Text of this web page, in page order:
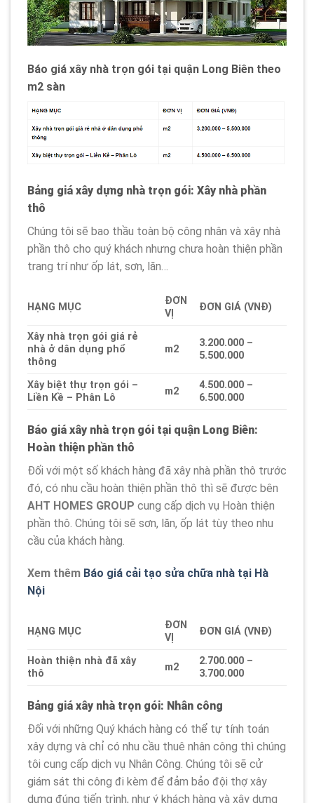
Báo giá xây nhà trọn gói tại quận Long Biên theo
m2 sàn
Bảng giá xây dựng nhà trọn gói: Xây nhà phần
thô
Chúng tôi sẽ bao thầu toàn bộ công nhân và xây nhà
phần thô cho quý khách nhưng chưa hoàn thiện phần
trang trí như ốp lát, sơn, lăn…
HẠNG MỤC
ĐƠN
VỊ
ĐƠN GIÁ (VNĐ)
Xây nhà trọn gói giá rẻ
nhà ở dân dụng phổ
thông
m2
3.200.000 –
5.500.000
Xây biệt thự trọn gói –
Liền Kề – Phân Lô
m2
4.500.000 –
6.500.000
Báo giá xây nhà trọn gói tại quận Long Biên:
Hoàn thiện phần thô
Đối với một số khách hàng đã xây nhà phần thô trước
đó, có nhu cầu hoàn thiện phần thô thì sẽ được bên
AHT HOMES GROUP cung cấp dịch vụ Hoàn thiện
phần thô. Chúng tôi sẽ sơn, lăn, ốp lát tùy theo nhu
cầu của khách hàng.
Xem thêm Báo giá cải tạo sửa chữa nhà tại Hà
Nội
HẠNG MỤC
ĐƠN
VỊ
ĐƠN GIÁ (VNĐ)
Hoàn thiện nhà đã xây
thô
m2
2.700.000 –
3.700.000
Bảng giá xây nhà trọn gói: Nhân công
Đối với những Quý khách hàng có thể tự tính toán
xây dựng và chỉ có nhu cầu thuê nhân công thì chúng
tôi cung cấp dịch vụ Nhân Công. Chúng tôi sẽ cử
giám sát thi công đi kèm để đảm bảo đội thợ xây
dựng đúng tiến trình, như ý khách hàng và xây dựng